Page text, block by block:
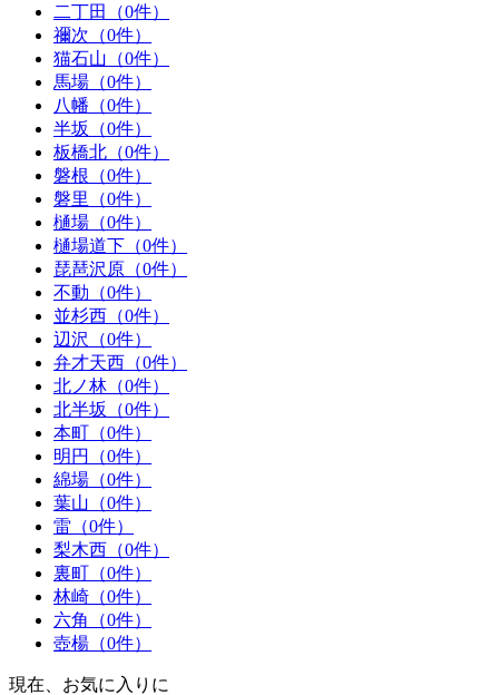
二丁田（0件）
禰次（0件）
猫石山（0件）
馬場（0件）
八幡（0件）
半坂（0件）
板橋北（0件）
磐根（0件）
磐里（0件）
樋場（0件）
樋場道下（0件）
琵琶沢原（0件）
不動（0件）
並杉西（0件）
辺沢（0件）
弁才天西（0件）
北ノ林（0件）
北半坂（0件）
本町（0件）
明円（0件）
綿場（0件）
葉山（0件）
雷（0件）
梨木西（0件）
裏町（0件）
林崎（0件）
六角（0件）
壺楊（0件）
現在、お気に入りに